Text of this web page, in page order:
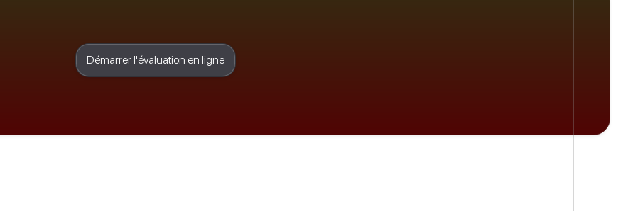
Démarrer l'évaluation en ligne